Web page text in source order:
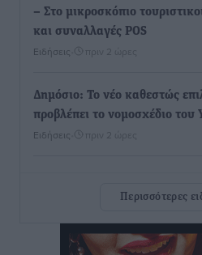
– Στο μικροσκόπιο
και συναλλαγές POS
Ειδήσεις πριν 2 ώρες
Δημόσιο: Το νέο καθεστώς
προβλέπει το νομοσχέδιο
Ειδήσεις πριν 2 ώρες
μεγαλύτερη κίνησηΠερισσότερες